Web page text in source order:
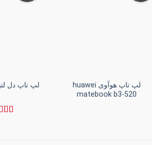
لپ تاپ هوآوی huawei
matebook b3-520